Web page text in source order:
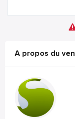
A propos du